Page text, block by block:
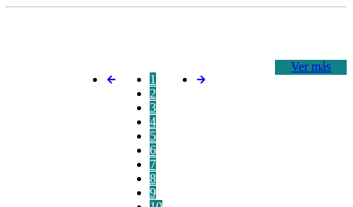
Ver más
1
2
3
4
5
6
7
8
9